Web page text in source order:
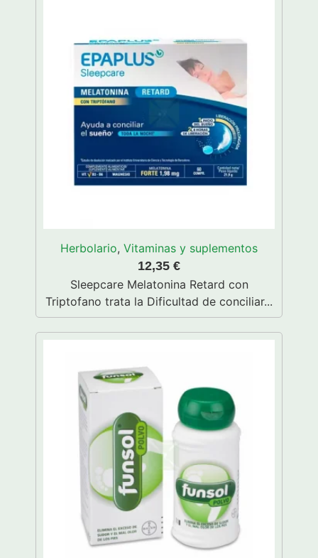
Herbolario, Vitaminas y suplementos
12,35 €
Sleepcare Melatonina Retard con
Triptofano trata la Dificultad de conciliar...